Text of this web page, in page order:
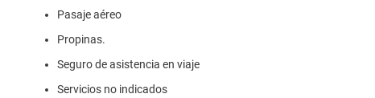
Pasaje aéreo
Propinas.
Seguro de asistencia en viaje
Servicios no indicados